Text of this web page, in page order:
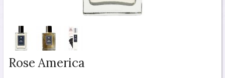
Rose America